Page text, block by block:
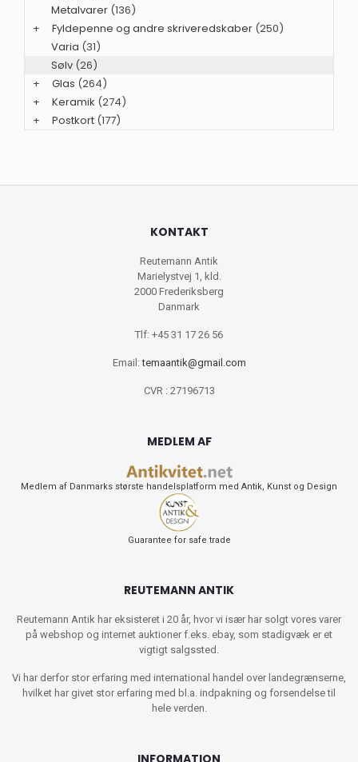
Metalvarer (136)
+
Fyldepenne og andre skriveredskaber (250)
Varia (31)
Sølv (26)
+
Glas (264)
+
Keramik (274)
+
Postkort (177)
KONTAKT
Reutemann Antik
Marielystvej 1, kld.
2000 Frederiksberg
Danmark
Tlf: +45 31 17 26 56
Email:temaantik@gmail.com
CVR : 27196713
MEDLEM AF
Medlem af Danmarks største handelsplatform med Antik, Kunst og Design
Guarantee for safe trade
REUTEMANN ANTIK
Reutemann Antik har eksisteret i 20 år, hvor vi især har solgt vores varer
på webshop og internet auktioner f.eks. ebay, som stadigvæk er et
vigtigt salgssted.
Vi har derfor stor erfaring med international handel over landegrænserne,
hvilket har givet stor erfaring med bl.a. indpakning og forsendelse til
hele verden.
INFORMATION